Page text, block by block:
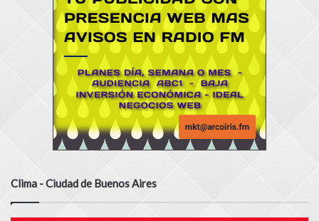
Clima - Ciudad de Buenos Aires